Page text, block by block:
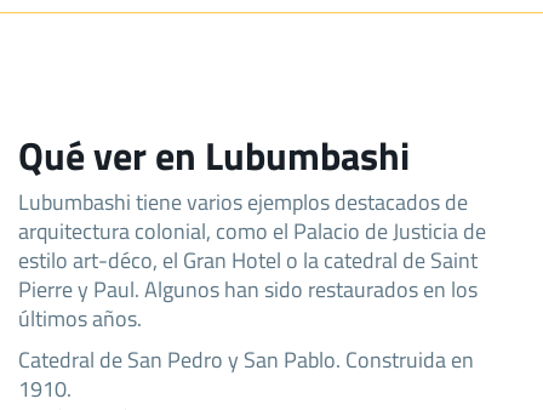
Qué ver en Lubumbashi
Lubumbashi tiene varios ejemplos destacados de
arquitectura colonial, como el Palacio de Justicia de
estilo art-déco, el Gran Hotel o la catedral de Saint
Pierre y Paul. Algunos han sido restaurados en los
últimos años.
Catedral de San Pedro y San Pablo. Construida en
1910.